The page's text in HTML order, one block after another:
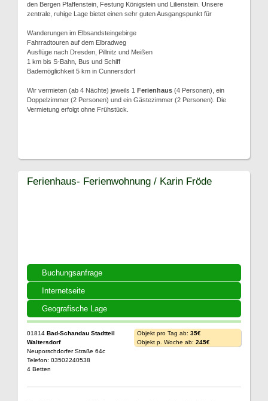
den Bergen Pfaffenstein, Festung Königstein und Lilienstein. Unsere
zentrale, ruhige Lage bietet einen sehr guten Ausgangspunkt für
Wanderungen im Elbsandsteingebirge
Fahrradtouren auf dem Elbradweg
Ausflüge nach Dresden, Pillnitz und Meißen
1 km bis S-Bahn, Bus und Schiff
Bademöglichkeit 5 km in Cunnersdorf
Wir vermieten (ab 4 Nächte) jeweils 1 Ferienhaus (4 Personen), ein
Doppelzimmer (2 Personen) und ein Gästezimmer (2 Personen). Die
Vermietung erfolgt ohne Frühstück.
Buchungsanfrage
Internetseite
Geografische Lage
Ferienhaus- Ferienwohnung / Karin Fröde
01814 Bad-Schandau Stadtteil
Waltersdorf
Neuporschdorfer Straße 64c
Telefon: 03502240538
4 Betten
Objekt pro Tag ab: 35€
Objekt p. Woche ab: 245€